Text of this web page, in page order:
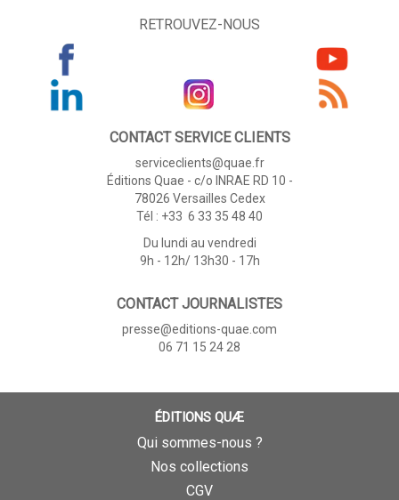
RETROUVEZ-NOUS
CONTACT SERVICE CLIENTS
serviceclients@quae.fr
Éditions Quae - c/o INRAE RD 10 -
78026 Versailles Cedex
Tél : +33 6 33 35 48 40
Du lundi au vendredi
9h - 12h/ 13h30 - 17h
CONTACT JOURNALISTES
presse@editions-quae.com
06 71 15 24 28
ÉDITIONS QUÆ
Qui sommes-nous ?
Nos collections
CGV